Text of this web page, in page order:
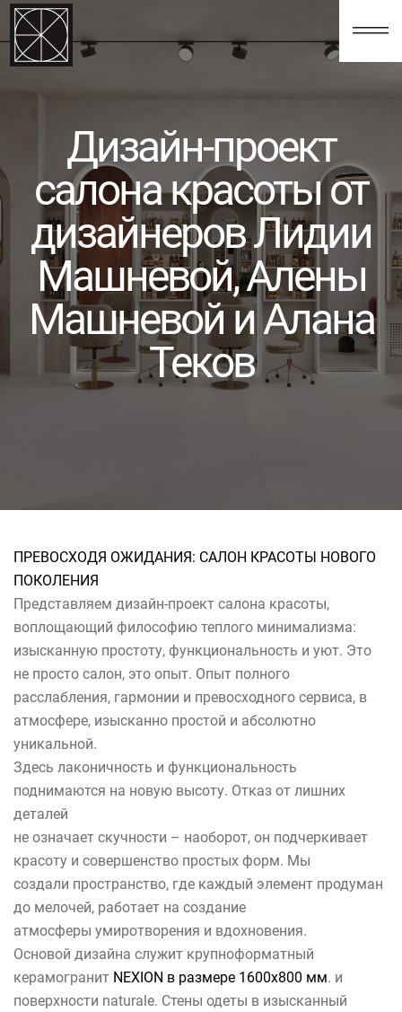
123
Дизайн-проект
салона красоты от
дизайнеров Лидии
Машневой, Алены
Машневой и Алана
Теков
ПРЕВОСХОДЯ ОЖИДАНИЯ: САЛОН КРАСОТЫ НОВОГО
ПОКОЛЕНИЯ
Представляем дизайн-проект салона красоты,
воплощающий философию теплого минимализма:
изысканную простоту, функциональность и уют. Это
не просто салон, это опыт. Опыт полного
расслабления, гармонии и превосходного сервиса, в
атмосфере, изысканно простой и абсолютно
уникальной.
Здесь лаконичность и функциональность
поднимаются на новую высоту. Отказ от лишних
деталей
не означает скучности – наоборот, он подчеркивает
красоту и совершенство простых форм. Мы
создали пространство, где каждый элемент продуман
до мелочей, работает на создание
атмосферы умиротворения и вдохновения.
Основой дизайна служит крупноформатный
керамогранит NEXION в размере 1600х800 мм. и
поверхности naturale. Стены одеты в изысканный